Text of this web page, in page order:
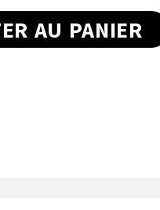
AU PANIER